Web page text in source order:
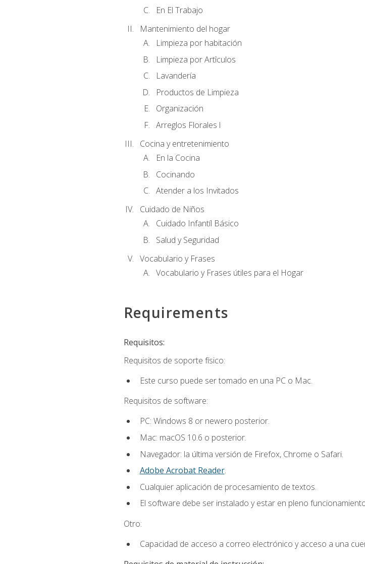
En El Trabajo
Mantenimiento del hogar
Limpieza por habitación
Limpieza por Artîculos
Lavandería
Productos de Limpieza
Organización
Arreglos Florales l
Cocina y entretenimiento
En la Cocina
Cocinando
Atender a los Invitados
Cuidado de Niños
Cuidado Infantíl Básico
Salud y Seguridad
Vocabulario y Frases
Vocabulario y Frases útiles para el Hogar
Requirements
Requisitos:
Requisitos de soporte físico:
Este curso puede ser tomado en una PC o Mac.
Requisitos de software:
PC: Windows 8 or newero posterior.
Mac: macOS 10.6 o posterior.
Navegador: la última versión de Firefox, Chrome o Safari.
Adobe Acrobat Reader.
Cualquier aplicación de procesamiento de textos.
El software debe ser instalado y estar en pleno
Otro:
Capacidad de acceso a correo electrónico y acceso a una